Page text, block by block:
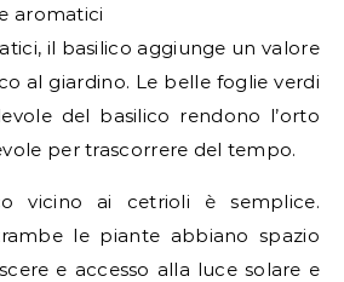
aromatici
il basilico aggiunge un valore
al giardino. Le belle foglie verdi
del basilico rendono l’orto
per trascorrere del tempo.
vicino ai cetrioli è semplice.
le piante abbiano spazio
e accesso alla luce solare e